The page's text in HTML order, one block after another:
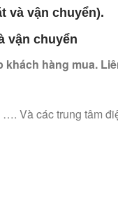
và vận chuyển).
vận chuyển
hàng mua.
…. Và các trung tâm